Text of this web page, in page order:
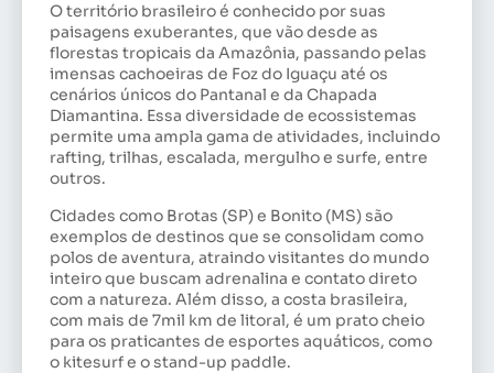
O território brasileiro é conhecido por suas
paisagens exuberantes, que vão desde as
florestas tropicais da Amazônia, passando pelas
imensas cachoeiras de Foz do Iguaçu até os
cenários únicos do Pantanal e da Chapada
Diamantina. Essa diversidade de ecossistemas
permite uma ampla gama de atividades, incluindo
rafting, trilhas, escalada, mergulho e surfe, entre
outros.
Cidades como Brotas (SP) e Bonito (MS) são
exemplos de destinos que se consolidam como
polos de aventura, atraindo visitantes do mundo
inteiro que buscam adrenalina e contato direto
com a natureza. Além disso, a costa brasileira,
com mais de 7mil km de litoral, é um prato cheio
para os praticantes de esportes aquáticos, como
o kitesurf e o stand-up paddle.